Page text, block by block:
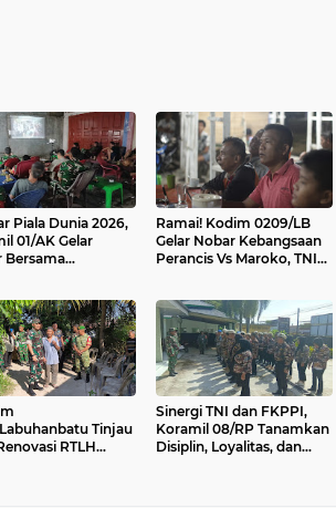
Piala Dunia 2026,
01/AK Gelar
Bersama
Ramai! Kodim 0209/LB
Gelar Nobar Kebangsaan
Perancis Vs Maroko, TNI
Tinjau
RTLH
Sinergi TNI dan FKPPI,
Koramil 08/RP Tanamkan
Disiplin, Loyalitas, dan